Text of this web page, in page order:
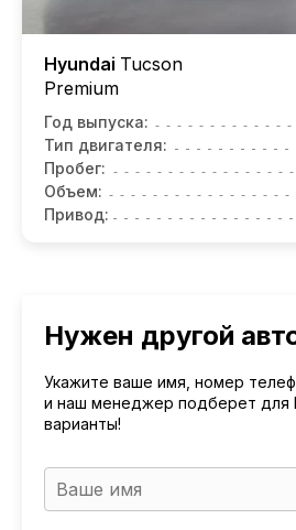
Hyundai Tucson
Premium
Год выпуска:
Тип двигателя:
Пробег:
Объем:
Привод:
Нужен другой
Укажите ваше имя, номер
и наш менеджер подберет для
варианты!